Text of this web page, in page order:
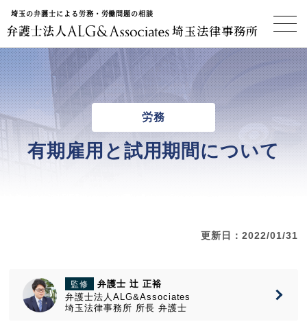
埼玉の弁護士による労務・労働問題の相談
埼玉法律事務所
労務
有期雇用と試用期間について
更新日：2022/01/31
監修
弁護士 辻 正裕
弁護士法人ALG&Associates
埼玉法律事務所 所長 弁護士